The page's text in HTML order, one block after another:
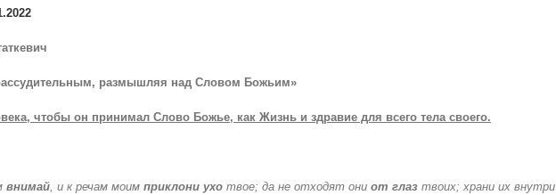
размышляя над Словом Божьим»
чтобы он принимал Слово Божье, как Жизнь и здравие для всего тела своего.
внимай, и к речам моим приклони ухо твое; да не отходят они от глазтвоих; храни их внутри